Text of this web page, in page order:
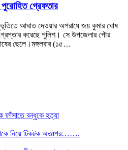
গ্রেফতার
আঘাত দেওয়ার অপরাধে জয় কুমার ঘোষ
করেছে পুলিশ। সে উপজেলার পৌর
ছেলে।মঙ্গলবার (১৫…
ফাঁসাতে বন্ধুকে হত্যা
নিয়ে টিকটক অতঃপর…….